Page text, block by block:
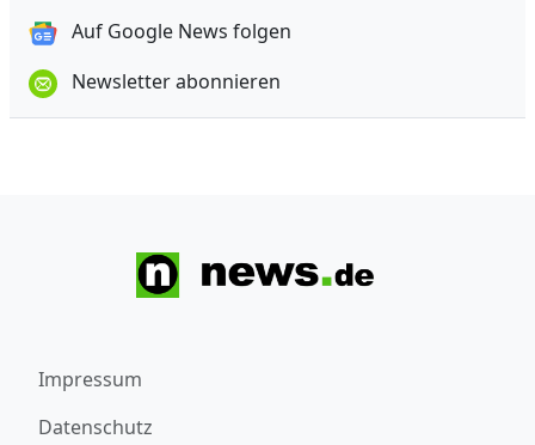
Auf Google News folgen
Newsletter abonnieren
Impressum
Datenschutz